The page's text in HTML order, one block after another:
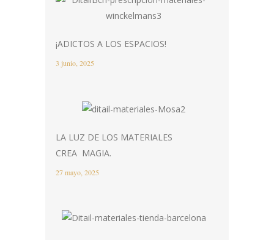
¡ADICTOS A LOS ESPACIOS!
3 junio, 2025
LA LUZ DE LOS MATERIALES
CREA MAGIA.
27 mayo, 2025